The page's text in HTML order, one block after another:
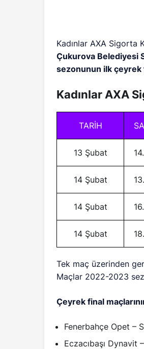
Kadınlar AXA Sigorta
Çukurova Belediyesi
sezonunun ilk çeyrek
Kadınlar AXA
TARİH
13 Şubat
14 Şubat
14 Şubat
14 Şubat
Tek maç üzerinden
Maçlar 2022-2023
Çeyrek final
Fenerbahçe Opet –
Eczacıbaşı